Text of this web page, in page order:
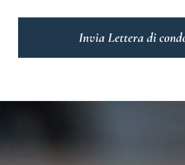
Invia Lettera di